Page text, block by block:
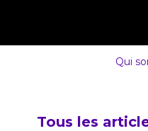
Qui
Tous les